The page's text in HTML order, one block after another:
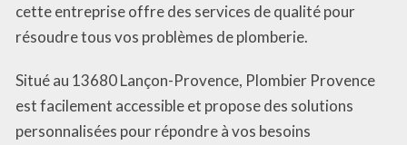
cette entreprise offre des services de qualité pour
résoudre tous vos problèmes de plomberie.
Situé au 13680 Lançon-Provence, Plombier Provence
est facilement accessible et propose des solutions
personnalisées pour répondre à vos besoins